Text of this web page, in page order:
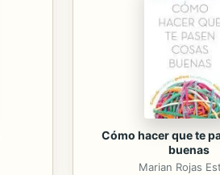
Cómo hacer que te
buenas
Marian Rojas